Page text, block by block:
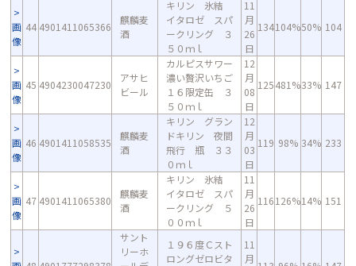
画
像
44 4901411065366
麒麟麦
酒
キリン 氷結
イタロゼ スパ
ークリング ３
５０ｍｌ
11
月
26
日
134104%50% 104
画
像
45 4904230047230
アサヒ
ビール
カルピスサワー
濃い贅沢いちご
１６限定缶 ３
５０ｍｌ
12
月
08
日
125481%33% 147
画
像
46 4901411058535
麒麟麦
酒
キリン グラン
ドキリン 夜間
飛行 瓶 ３３
０ｍｌ
12
月
03
日
119 98% 34% 233
画
像
47 4901411065380
麒麟麦
酒
キリン 氷結
イタロゼ スパ
ークリング ５
００ｍｌ
11
月
26
日
116126%14% 151
サント
リーホ
１９６度Ｃスト
ロングゼロビタ
11
月